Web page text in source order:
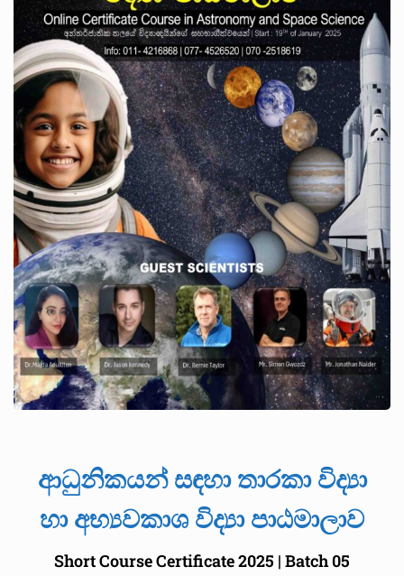
ආධුනිකයන් සඳහා තාරකා විද්‍යා
හා අභ්‍යවකාශ විද්‍යා පාඨමාලාව
Short Course Certificate 2025 | Batch 05